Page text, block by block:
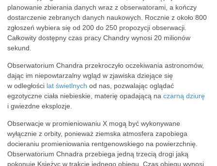
planowanie zbierania danych wraz z obserwatorami, a kończy
dostarczenie zebranych danych naukowych. Rocznie z około 800
zgłoszeń wybiera się od 200 do 250 propozycji obserwacji.
Całkowity dostępny czas pracy Chandry wynosi 20 milionów
sekund.
Obserwatorium Chandra przekroczyło oczekiwania astronomów,
dając im niepowtarzalny wgląd w zjawiska dziejące się
w odległości lat świetlnych od nas, pozwalając oglądać
egzotyczne ciała niebieskie, materię opadającą na czarną dziurę
i gwiezdne eksplozje.
Obserwacje w promieniowaniu X mogą być wykonywane
wyłącznie z orbity, ponieważ ziemska atmosfera zapobiega
docieraniu promieniowania rentgenowskiego na powierzchnię.
Obserwatorium Chnadra przebiega jedną trzecią drogi jaką
pokonuje Księżyc w trakcie jednego obiegu. Czas obiegu wynosi